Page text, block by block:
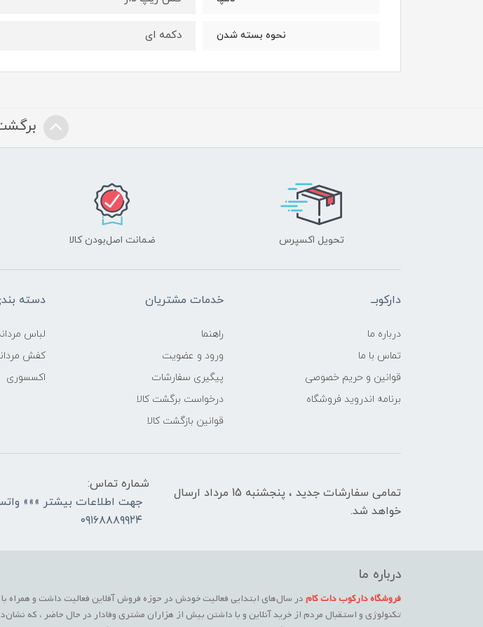
نحوه بسته شدن دکمه ای
تحویل اکسپرس ضمانت اصل‌بودن کالا
دارکوبــ
درباره ما
تماس با ما
قوانین و حریم خصوصی
برنامه اندروید فروشگاه
خدمات مشتریان
راهنما
ورود و عضویت
پیگیری سفارشات
درخواست برگشت کالا
قوانین بازگشت کالا
دسته
لباس
کفش
اکسسوری
تمامی سفارشات جدید ، پنجشنبه 15 مرداد ارسال
خواهد شد.
شماره تماس:
جهت اطلاعات بیشتر »»»
۰۹۱۶۸۸۸۹۹۲۴
درباره ما
فروشگاه دارکوب دات کامدر سال‌های ابتدایی فعالیت خودش در حوزه فروش آفلاین فعالیت داشت و همراه
تکنولوژی و استقبال مردم از خرید آنلاین و با داشتن بیش از هزاران مشتری وفادار در حال حاضر ، که